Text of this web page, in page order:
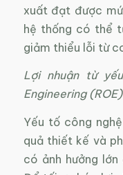
xuất đạt được
hệ thống có thể
giảm thiểu lỗi từ
Lợi nhuận từ
Engineering (ROE)
Yếu tố công
quả thiết kế và
có ảnh hưởng